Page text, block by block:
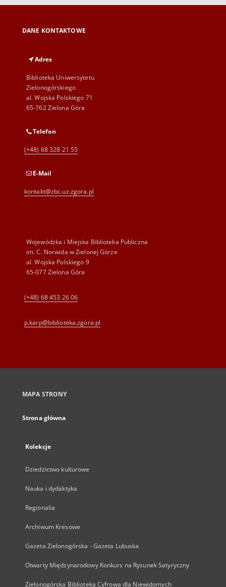
DANE KONTAKTOWE
Adres
Biblioteka Uniwersytetu
Zielonogórskiego
al. Wojska Polskiego 71
65-762 Zielona Góra
Telefon
(+48) 68 328 21 55
E-Mail
kontakt@zbc.uz.zgora.pl
Wojewódzka i Miejska Biblioteka Publiczna
im. C. Norwida w Zielonej Górze
al. Wojska Polskiego 9
65-077 Zielona Góra
(+48) 68 453 26 06
p.karp@biblioteka.zgora.pl
MAPA STRONY
Strona główna
Kolekcje
Dziedzictwo kulturowe
Nauka i dydaktyka
Regionalia
Archiwum Kresowe
Gazeta Zielonogórska - Gazeta Lubuska
Otwarty Międzynarodowy Konkurs na Rysunek Satyryczny
Zielonogórska Biblioteka Cyfrowa dla Niewidomych